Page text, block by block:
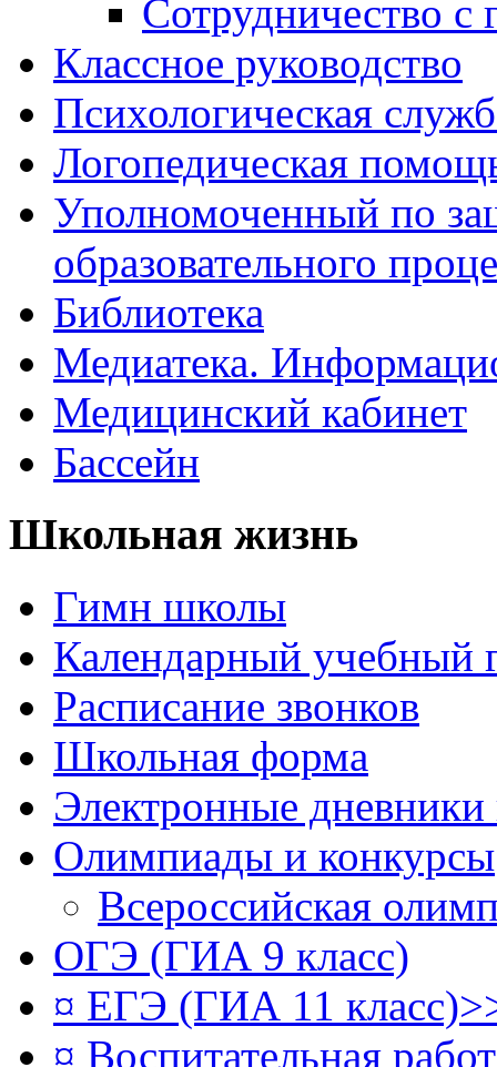
Сотрудничество с
Классное руководство
Психологическая
Логопедическая
Уполномоченный по
образовательного
Библиотека
Медиатека.
Медицинский кабинет
Бассейн
Школьная жизнь
Гимн школы
Календарный учебный
Расписание звонков
Школьная форма
Электронные
Олимпиады и конкурсы
Всероссийская
ОГЭ (ГИА 9 класс)
¤ ЕГЭ (ГИА 11
¤ Воспитательная